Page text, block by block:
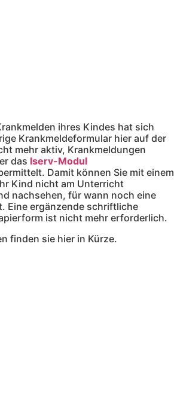
ihres Kindes hat sich
Krankmeldeformular hier auf der
mehr aktiv, Krankmeldungen
das Iserv-Modul
Damit können Sie mit einem
Kind nicht am Unterricht
nachsehen, für wann noch eine
Eine ergänzende schriftliche
ist nicht mehr erforderlich.
finden sie hier in Kürze.